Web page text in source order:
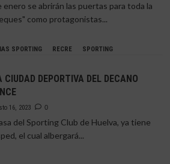
enero se abrirán las puertas para toda la
como protagonistas...
SPORTING RECRE SPORTING
DEPORTIVA DEL DECANO
16, 2023 0
del Sporting Club de Huelva, ya tiene
el cual albergará...